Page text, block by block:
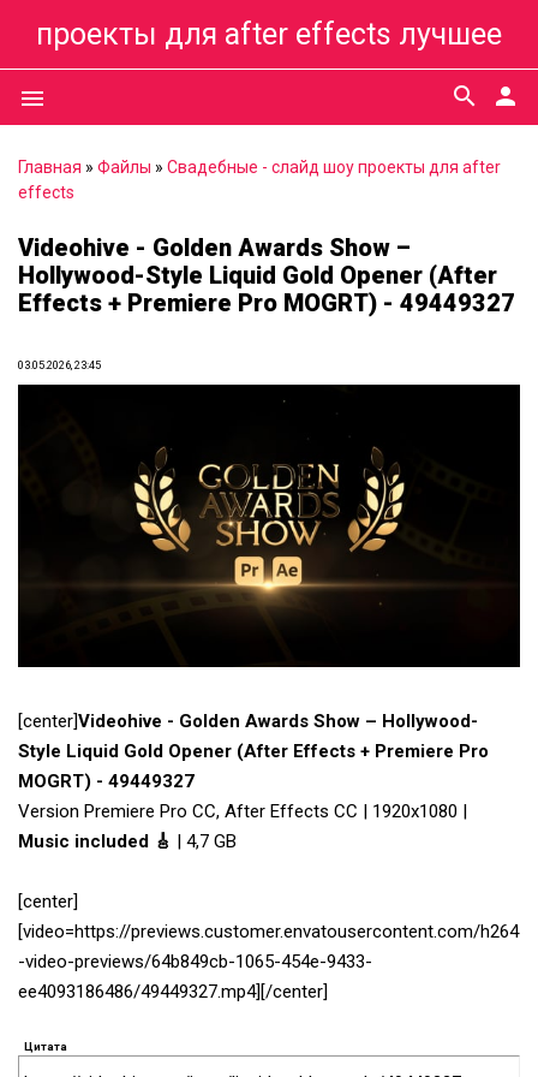
проекты для after effects лучшее
menu person
search
Главная » Файлы » Свадебные - слайд шоу проекты для after
effects
Videohive - Golden Awards Show –
Hollywood-Style Liquid Gold Opener (After
Effects + Premiere Pro MOGRT) - 49449327
03.05.2026, 23:45
[center]Videohive - Golden Awards Show – Hollywood-
Style Liquid Gold Opener (After Effects + Premiere Pro
MOGRT) - 49449327
Version Premiere Pro CC, After Effects CC | 1920x1080 |
Music included 🎸 | 4,7 GB
[center]
[video=https://previews.customer.envatousercontent.com/h264
-video-previews/64b849cb-1065-454e-9433-
ee4093186486/49449327.mp4][/center]
Цитата